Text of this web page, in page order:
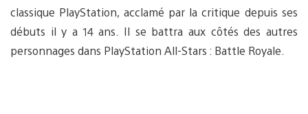
classique PlayStation, acclamé par la critique depuis ses
débuts il y a 14 ans. Il se battra aux côtés des autres
personnages dans PlayStation All-Stars : Battle Royale.